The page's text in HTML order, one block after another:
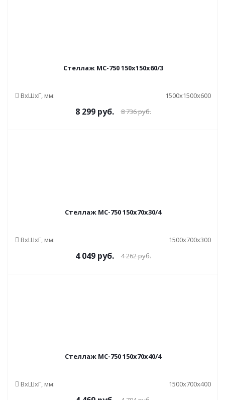
Стеллаж МС-750 150x150x60/3
ВxШxГ, мм: 1500x1500x600
8 299руб. 8 736руб.
Стеллаж МС-750 150x70x30/4
ВxШxГ, мм: 1500x700x300
4 049руб. 4 262руб.
Стеллаж МС-750 150x70x40/4
ВxШxГ, мм: 1500x700x400